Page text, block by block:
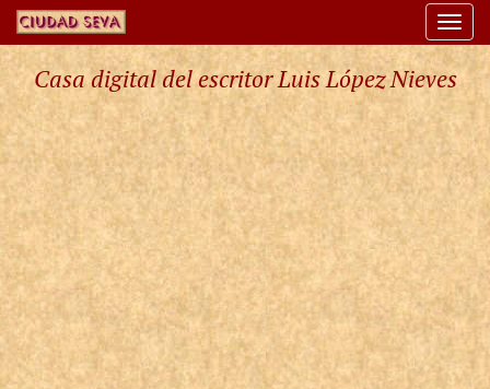
Casa digital del escritor Luis López Nieves